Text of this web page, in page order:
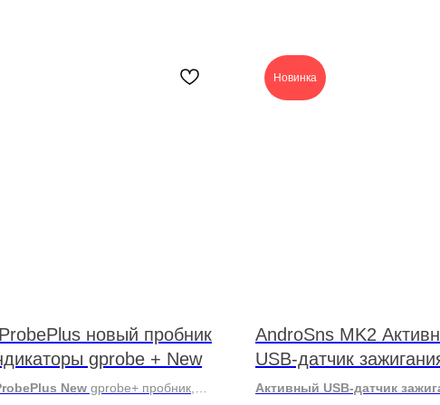
новый пробник
gprobe + New
New gрrobе+ пробник,
Новинка
AndroSns MK2
USB-датчик
версии MK2 c
Активный USB-датчик